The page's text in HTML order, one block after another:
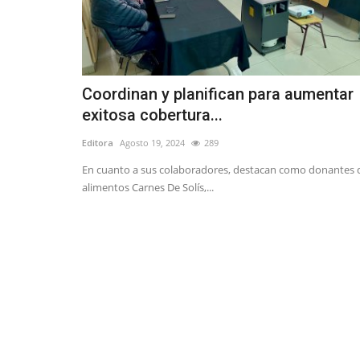
Coordinan y planifican para aumentar
exitosa cobertura...
Editora Agosto 19, 2024 289
En cuanto a sus colaboradores, destacan como donantes
alimentos Carnes De Solís,...